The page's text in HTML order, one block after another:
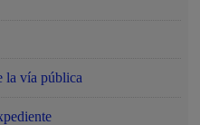
la vía pública